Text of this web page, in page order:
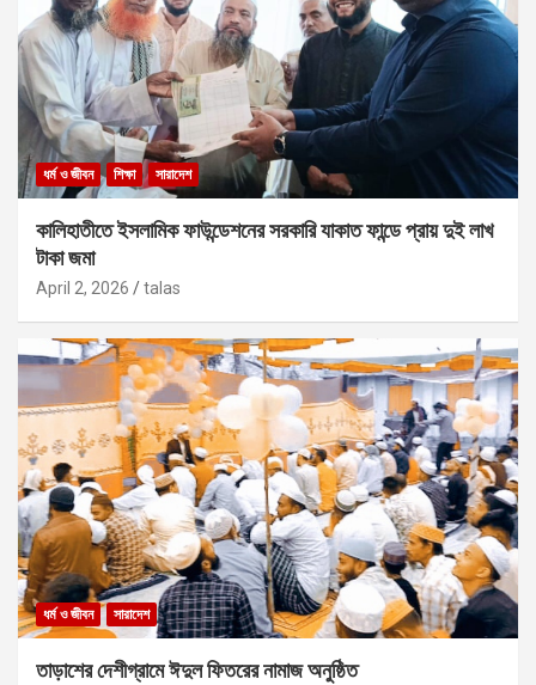
ধর্ম ও জীবন শিক্ষা সারাদেশ
কালিহাতীতে ইসলামিক ফাউন্ডেশনের সরকারি যাকাত ফান্ডে প্রায় দুই লাখ
টাকা জমা
April 2, 2026 talas
ধর্ম ও জীবন সারাদেশ
তাড়াশের দেশীগ্রামে ঈদুল ফিতরের নামাজ অনুষ্ঠিত